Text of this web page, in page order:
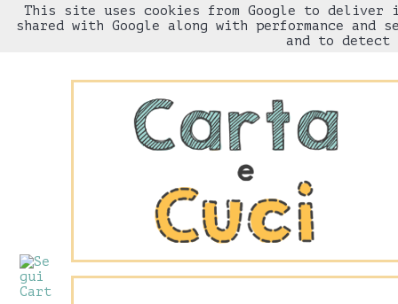
HOME Chi sono
This site uses cookies from Google to
shared with Google along with performance
and to detect